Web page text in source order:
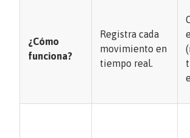
¿Cómo
funciona?
Registra cada
movimiento en
tiempo real.